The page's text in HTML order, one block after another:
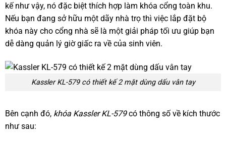
kế như vậy, nó đặc biệt thích hợp làm khóa cổng toàn khu.
Nếu bạn đang sở hữu một dãy nhà trọ thì việc lắp đặt bộ
khóa này cho cổng nhà sẽ là một giải pháp tối ưu giúp bạn
dễ dàng quản lý giờ giấc ra về của sinh viên.
Kassler KL-579 có thiết kế 2 mặt dùng dấu vân tay
Bên cạnh đó, khóa Kassler KL-579có thông số về kích thước
như sau: